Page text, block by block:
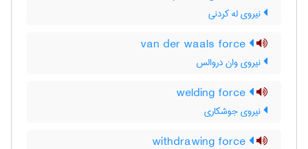
نیروی له کردنی
نیروی وان دروالس
نیروی جوشکاری